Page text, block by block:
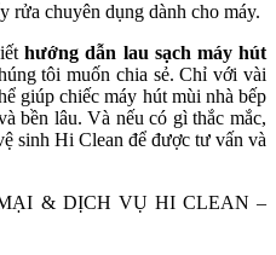
rửa chuyên dụng dành cho máy.
hướng dẫn lau sạch máy hút
tôi muốn chia sẻ. Chỉ với vài
giúp chiếc máy hút mùi nhà bếp
bền lâu. Và nếu có gì thắc mắc,
sinh Hi Clean để được tư vấn và
& DỊCH VỤ HI CLEAN –